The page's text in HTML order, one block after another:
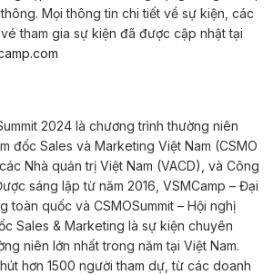
Mọi thông tin chi tiết về sự kiện, các
tham gia sự kiện đã được cập nhật tại
2024 là chương trình thường niên
đốc Sales và Marketing Việt Nam (CSMO
Nhà quản trị Việt Nam (VACD), và Công
sáng lập từ năm 2016, VSMCamp – Đại
toàn quốc và CSMOSummit – Hội nghị
Sales & Marketing là sự kiện chuyên
niên lớn nhất trong năm tại Việt Nam.
hơn 1500 người tham dự, từ các doanh